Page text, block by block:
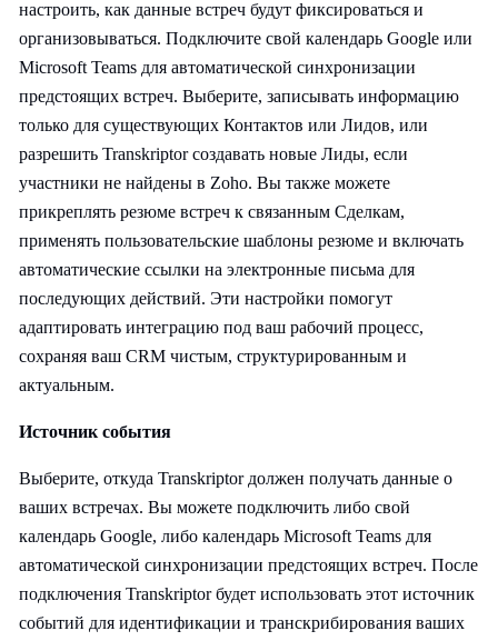
настроить, как данные встреч будут фиксироваться и
организовываться. Подключите свой календарь Google или
Microsoft Teams для автоматической синхронизации
предстоящих встреч. Выберите, записывать информацию
только для существующих Контактов или Лидов, или
разрешить Transkriptor создавать новые Лиды, если
участники не найдены в Zoho. Вы также можете
прикреплять резюме встреч к связанным Сделкам,
применять пользовательские шаблоны резюме и включать
автоматические ссылки на электронные письма для
последующих действий. Эти настройки помогут
адаптировать интеграцию под ваш рабочий процесс,
сохраняя ваш CRM чистым, структурированным и
актуальным.
Источник события
Выберите, откуда Transkriptor должен получать данные о
ваших встречах. Вы можете подключить либо свой
календарь Google, либо календарь Microsoft Teams для
автоматической синхронизации предстоящих встреч. После
подключения Transkriptor будет использовать этот источник
событий для идентификации и транскрибирования ваших